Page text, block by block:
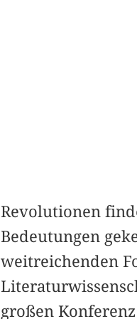
Revolutionen
Bedeutungen
weitreichenden
großen